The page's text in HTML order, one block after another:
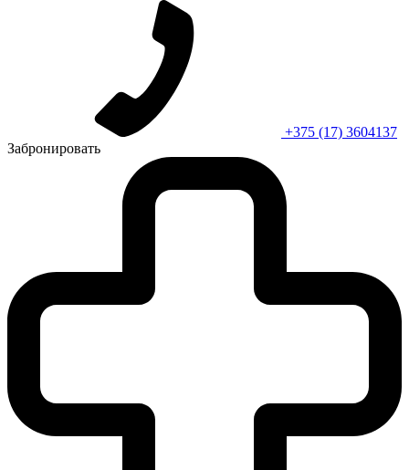
+375 (17) 3604137
Забронировать